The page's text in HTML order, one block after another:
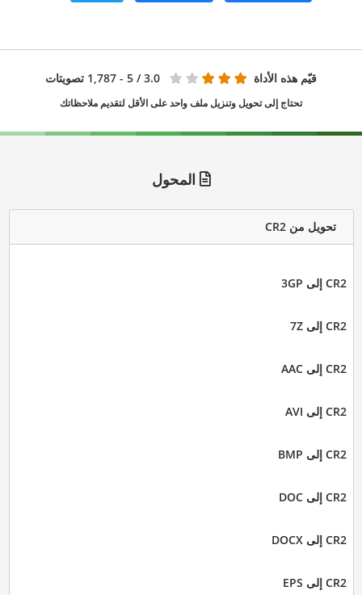
قيّم هذه الأداة 3.0 / 5 - 1,787 تصويتات
تحتاج إلى تحويل وتنزيل ملف واحد على الأقل لتقديم ملاحظاتك
المحول
تحويل من CR2
CR2 إلى 3GP
CR2 إلى 7Z
CR2 إلى AAC
CR2 إلى AVI
CR2 إلى BMP
CR2 إلى DOC
CR2 إلى DOCX
CR2 إلى EPS